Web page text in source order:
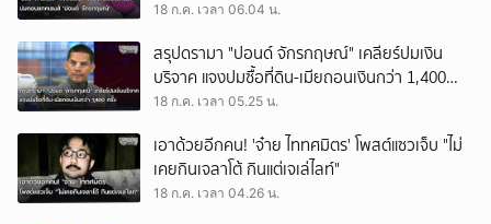
18 ก.ค. เวลา 06.04 น.
สรุปดรามา "ปอนด์ จักรกฤษณ์" เคลียร์ปมเงิน
บริจาค แจงปมซื้อที่ดิน-เมียถอนเงินกว่า 1,400
ครั้ง ยืนยันโปร่งใส
18 ก.ค. เวลา 05.25 น.
เอาด้วยอีกคน! 'จ๋าย ไททศมิตร' โพสต์แซวเจ็บ "ไม่
เคยกินเจลาโต้ กินแต่เจเล่ไลท์"
18 ก.ค. เวลา 04.26 น.